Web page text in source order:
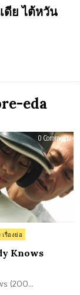
ดีย ไต้หวัน
eda
0 Commenton
รีวิว
รื่องย่อ
Knows
(200…